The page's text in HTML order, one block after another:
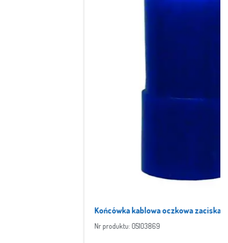
Końcówka kablowa oczkowa zaciskana izolowana